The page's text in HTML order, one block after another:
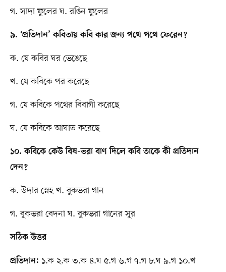
গ. সাদা ফুলের ঘ. রঙিন ফুলের
৯. ‘প্রতিদান’ কবিতায় কবি কার জন্য পথে পথে ফেরেন?
ক. যে কবির ঘর ভেঙেছে
খ. যে কবিকে পর করেছে
গ. যে কবিকে পথের বিবাগী করেছে
ঘ. যে কবিকে আঘাত করেছে
১০. কবিকে কেউ বিষ-ভরা বাণ দিলে কবি তাকে কী প্রতিদান
দেন?
ক. উদার স্নেহ খ. বুকভরা গান
গ. বুকভরা বেদনা ঘ. বুকভরা গানের সুর
সঠিক উত্তর
প্রতিদান: ১.ক ২.ক ৩.ক ৪.ঘ ৫.গ ৬.গ ৭.গ ৮.ঘ ৯.গ ১০.খ